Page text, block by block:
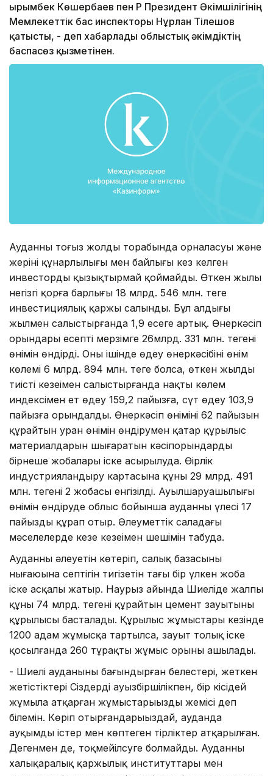
Қырымбек Көшербаев пен ҚР Президент Әкімшілігінің
Мемлекеттік бас инспекторы Нұрлан Тілешов
қатысты, - деп хабарлады облыстық әкімдіктің
баспасөз қызметінен.
Ауданның тоғыз жолдың торабында орналасуы және
жерінің құнарлылығы мен байлығы кез келген
инвесторды қызықтырмай қоймайды. Өткен жылы
негізгі қорға барлығы 18 млрд. 546 млн. теңге
инвестициялық қаржы салынды. Бұл алдыңғы
жылмен салыстырғанда 1,9 есеге артық. Өнеркәсіп
орындары есепті мерзімге 26млрд. 331 млн. теңгенің
өнімін өндірді. Оның ішінде өңдеу өнеркәсібінің өнім
көлемі 6 млрд. 894 млн. теңге болса, өткен жылдың
тиісті кезеңімен салыстырғанда нақты көлем
индексімен ет өңдеу 159,2 пайызға, сүт өңдеу 103,9
пайызға орындалды. Өнеркәсіп өнімінің 62 пайызын
құрайтын уран өнімін өндірумен қатар құрылыс
материалдарын шығаратын кәсіпорындардың
бірнеше жобалары іске асырылуда. Өңірлік
индустрияландыру картасына құны 29 млрд. 491
млн. теңгенің 2 жобасы енгізілді. Ауылшаруашылығы
өнімін өндіруде облыс бойынша ауданның үлесі 17
пайызды құрап отыр. Әлеуметтік саладағы
мәселелерде кезең кезеңімен шешімін табуда.
Ауданның әлеуетін көтеріп, салық базасының
нығаюына септігін тигізетін тағы бір үлкен жоба
іске асқалы жатыр. Наурыз айында Шиеліде жалпы
құны 74 млрд. теңгені құрайтын цемент зауытының
құрылысы басталады. Құрылыс жұмыстары кезінде
1200 адам жұмысқа тартылса, зауыт толық іске
қосылғанда 260 тұрақты жұмыс орыны ашылады.
- Шиелі ауданының бағындырған белестері, жеткен
жетістіктері Сіздердің ауызбіршілікпен, бір кісідей
жұмыла атқарған жұмыстарыңыздың жемісі деп
білемін. Көріп отырғандарыңыздай, ауданда
ауқымды істер мен көптеген тірліктер атқарылған.
Дегенмен де, тоқмейілсуге болмайды. Ауданның
халықаралық қаржылық институттары мен